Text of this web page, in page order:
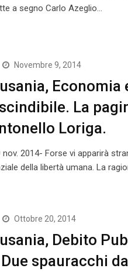
a segno Carlo Azeglio…
Novembre 9, 2014
Economia
La
Loriga.
2014- Forse vi apparirà
della libertà umana. La
Ottobre 20, 2014
Debito
spauracchi